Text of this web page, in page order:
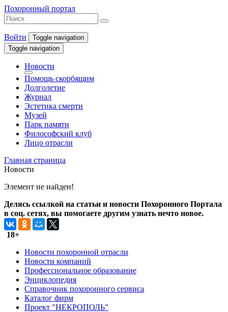
Похоронный портал
Войти
Toggle navigation
Toggle navigation
Новости
Помощь скорбящим
Долголетие
Журнал
Эстетика смерти
Музей
Парк памяти
Философский клуб
Лицо отрасли
Главная страница
Новости
Элемент не найден!
Делясь ссылкой на статьи и новости Похоронного Портала
в соц. сетях, вы помогаете другим узнать нечто новое.
18+
Новости похоронной отрасли
Новости компаний
Профессиональное образование
Энциклопедия
Справочник похоронного сервиса
Каталог фирм
Проект "НЕКРОПОЛЬ"